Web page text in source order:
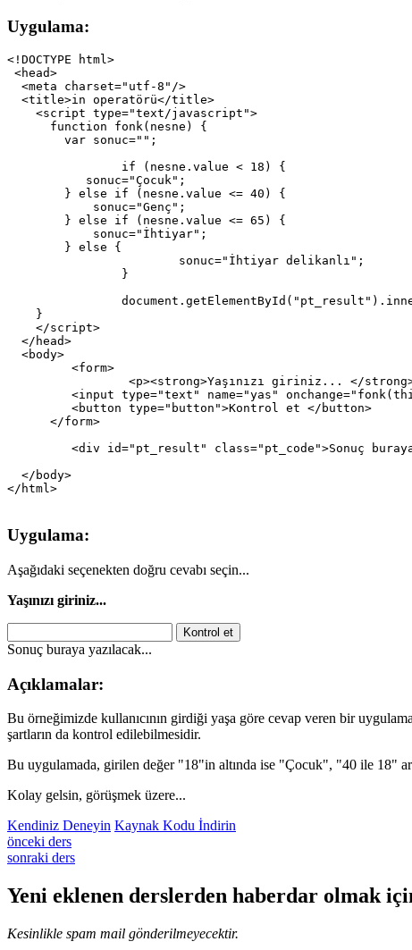
Uygulama:
<!DOCTYPE html>
<head>
  <meta charset="utf-8"/>
  <title>in operatörü</title>
    <script type="text/javascript">
      function fonk(nesne) {
        var sonuc="";
           sonuc="Çocuk";
        } else if (nesne.value <= 40) {
            sonuc="Genç";
        } else if (nesne.value <= 65) {
            sonuc="İhtiyar";
        } else {
    }
    </script>
  </head>
  <body>
<input type="text" name="yas"
         <button type="button">Kontrol et </button>
      </form>
  </body>
Uygulama:
Aşağıdaki seçenekten doğru cevabı seçin...
Yaşınızı giriniz...
Kontrol et
Sonuç buraya yazılacak...
Açıklamalar:
Bu örneğimizde kullanıcının girdiği yaşa göre cevap veren bir
şartların da kontrol edilebilmesidir.
Bu uygulamada, girilen değer "18"in altında ise "Çocuk", "40 ile 18"
Kolay gelsin, görüşmek üzere...
Kendiniz Deneyin Kaynak Kodu İndirin
önceki ders
sonraki ders
Yeni eklenen derslerden haberdar olmak
Kesinlikle spam mail gönderilmeyecektir.